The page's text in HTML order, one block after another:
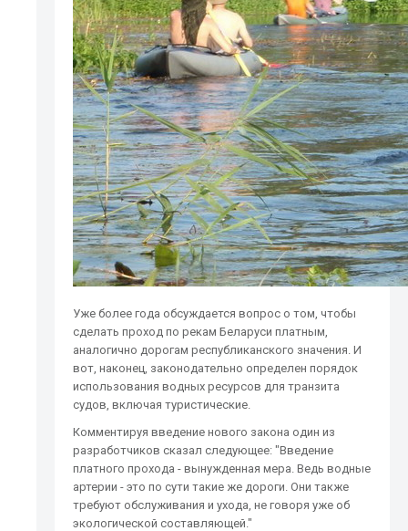
Уже более года обсуждается вопрос о том, чтобы
сделать проход по рекам Беларуси платным,
аналогично дорогам республиканского значения. И
вот, наконец, законодательно определен порядок
использования водных ресурсов для транзита
судов, включая туристические.
Комментируя введение нового закона один из
разработчиков сказал следующее: "Введение
платного прохода - вынужденная мера. Ведь водные
артерии - это по сути такие же дороги. Они также
требуют обслуживания и ухода, не говоря уже об
экологической составляющей."